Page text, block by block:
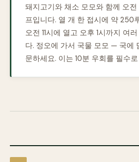
돼지고기와 채소 모모와 함께 오전
프입니다. 열 개 한 접시에 약 250
오전 11시에 열고 오후 1시까지 여
다. 정오에 가서 국물 모모 — 국에
문하세요. 이는 10분 우회를 필수